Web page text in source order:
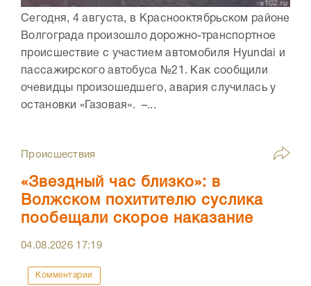
Сегодня, 4 августа, в Краснооктябрьском районе
Волгограда произошло дорожно-транспортное
происшествие с участием автомобиля Hyundai и
пассажирского автобуса №21. Как сообщили
очевидцы произошедшего, авария случилась у
остановки «Газовая». –...
Происшествия
«Звездный час близко»: в
Волжском похитителю суслика
пообещали скорое наказание
04.08.2026 17:19
Комментарии